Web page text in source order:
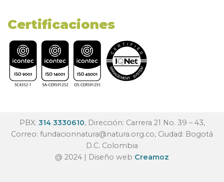
Certificaciones
PBX: 314 3330610, Dirección: Carrera 21 No. 39 – 43,
Correo: fundacionnatura@natura.org.co, Ciudad: Bogotá
D.C. Colombia
@ 2024 | Diseño web Creamoz